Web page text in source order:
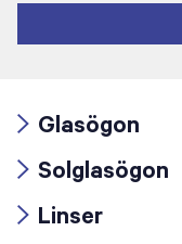
icon
Glasögon
icon
Solglasögon
Linser